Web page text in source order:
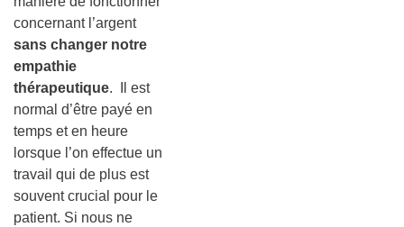
concernant l’argent
sans changer notre
empathie
thérapeutique. Il est
normal d’être payé en
temps et en heure
lorsque l’on effectue un
travail qui de plus est
souvent crucial pour le
patient. Si nous ne